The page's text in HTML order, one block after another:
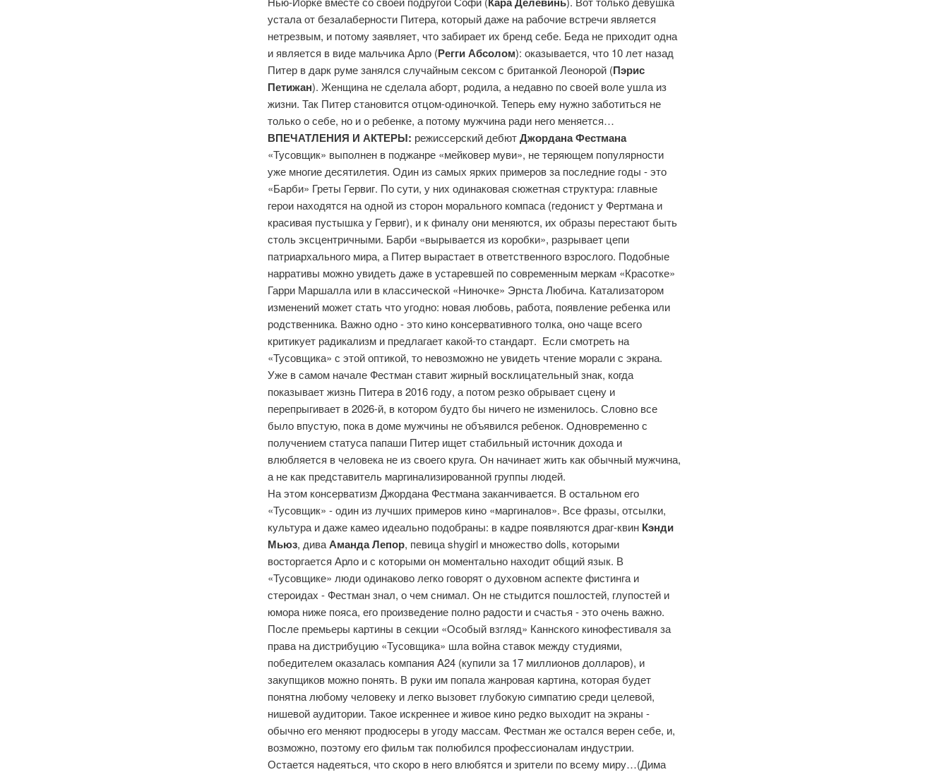
устала от безалаберности Питера, который даже на рабочие встречи является
нетрезвым, и потому заявляет, что забирает их бренд себе. Беда не приходит одна
и является в виде мальчика Арло (Регги Абсолом): оказывается, что 10 лет назад
Питер в дарк руме занялся случайным сексом с британкой Леонорой (Пэрис
Петижан). Женщина не сделала аборт, родила, а недавно по своей воле ушла из
жизни. Так Питер становится отцом-одиночкой. Теперь ему нужно заботиться не
только о себе, но и о ребенке, а потому мужчина ради него меняется…
ВПЕЧАТЛЕНИЯ И АКТЕРЫ: режиссерский дебютДжордана Фестмана
«Тусовщик» выполнен в поджанре «мейковер муви», не теряющем популярности
уже многие десятилетия. Один из самых ярких примеров за последние годы - это
«Барби» Греты Гервиг. По сути, у них одинаковая сюжетная структура: главные
герои находятся на одной из сторон морального компаса (гедонист у Фертмана и
красивая пустышка у Гервиг), и к финалу они меняются, их образы перестают быть
столь эксцентричными. Барби «вырывается из коробки», разрывает цепи
патриархального мира, а Питер вырастает в ответственного взрослого. Подобные
нарративы можно увидеть даже в устаревшей по современным меркам «Красотке»
Гарри Маршалла или в классической «Ниночке» Эрнста Любича. Катализатором
изменений может стать что угодно: новая любовь, работа, появление ребенка или
родственника. Важно одно - это кино консервативного толка, оно чаще всего
критикует радикализм и предлагает какой-то стандарт. Если смотреть на
«Тусовщика» с этой оптикой, то невозможно не увидеть чтение морали с экрана.
Уже в самом начале Фестман ставит жирный восклицательный знак, когда
показывает жизнь Питера в 2016 году, а потом резко обрывает сцену и
перепрыгивает в 2026-й, в котором будто бы ничего не изменилось. Словно все
было впустую, пока в доме мужчины не объявился ребенок. Одновременно с
получением статуса папаши Питер ищет стабильный источник дохода и
влюбляется в человека не из своего круга. Он начинает жить как обычный мужчина,
а не как представитель маргинализированной группы людей.
На этом консерватизм Джордана Фестмана заканчивается. В остальном его
«Тусовщик» - один из лучших примеров кино «маргиналов». Все фразы, отсылки,
культура и даже камео идеально подобраны: в кадре появляются драг-квин Кэнди
Мьюз, диваАманда Лепор, певица shygirl и множество dolls, которыми
восторгается Арло и с которыми он моментально находит общий язык. В
«Тусовщике» люди одинаково легко говорят о духовном аспекте фистинга и
стероидах - Фестман знал, о чем снимал. Он не стыдится пошлостей, глупостей и
юмора ниже пояса, его произведение полно радости и счастья - это очень важно.
После премьеры картины в секции «Особый взгляд» Каннского кинофестиваля за
права на дистрибуцию «Тусовщика» шла война ставок между студиями,
победителем оказалась компания A24 (купили за 17 миллионов долларов), и
закупщиков можно понять. В руки им попала жанровая картина, которая будет
понятна любому человеку и легко вызовет глубокую симпатию среди целевой,
нишевой аудитории. Такое искреннее и живое кино редко выходит на экраны -
обычно его меняют продюсеры в угоду массам. Фестман же остался верен себе, и,
возможно, поэтому его фильм так полюбился профессионалам индустрии.
Остается надеяться, что скоро в него влюбятся и зрители по всему миру…(Дима